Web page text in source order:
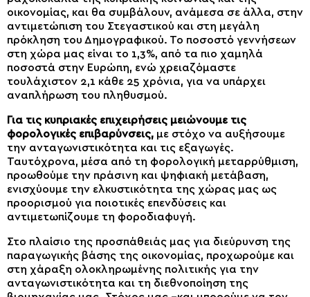
οικονομίας, και θα συμβάλουν, ανάμεσα σε άλλα, στην
αντιμετώπιση του Στεγαστικού και στη μεγάλη
πρόκληση του Δημογραφικού. Το ποσοστό γεννήσεων
στη χώρα μας είναι το 1,3%, από τα πιο χαμηλά
ποσοστά στην Ευρώπη, ενώ χρειαζόμαστε
τουλάχιστον 2,1 κάθε 25 χρόνια, για να υπάρχει
αναπλήρωση του πληθυσμού.
Για τις κυπριακές επιχειρήσεις μειώνουμε τις
φορολογικές επιβαρύνσεις, με στόχο να αυξήσουμε
την ανταγωνιστικότητα και τις εξαγωγές.
Ταυτόχρονα, μέσα από τη φορολογική μεταρρύθμιση,
προωθούμε την πράσινη και ψηφιακή μετάβαση,
ενισχύουμε την ελκυστικότητα της χώρας μας ως
προορισμού για ποιοτικές επενδύσεις και
αντιμετωπίζουμε τη φοροδιαφυγή.
Στο πλαίσιο της προσπάθειάς μας για διεύρυνση της
παραγωγικής βάσης της οικονομίας, προχωρούμε και
στη χάραξη ολοκληρωμένης πολιτικής για την
ανταγωνιστικότητα και τη διεθνοποίηση της